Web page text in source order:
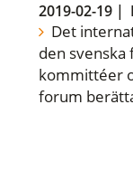
2019-02-19|
Det
den
kommittéer
forum